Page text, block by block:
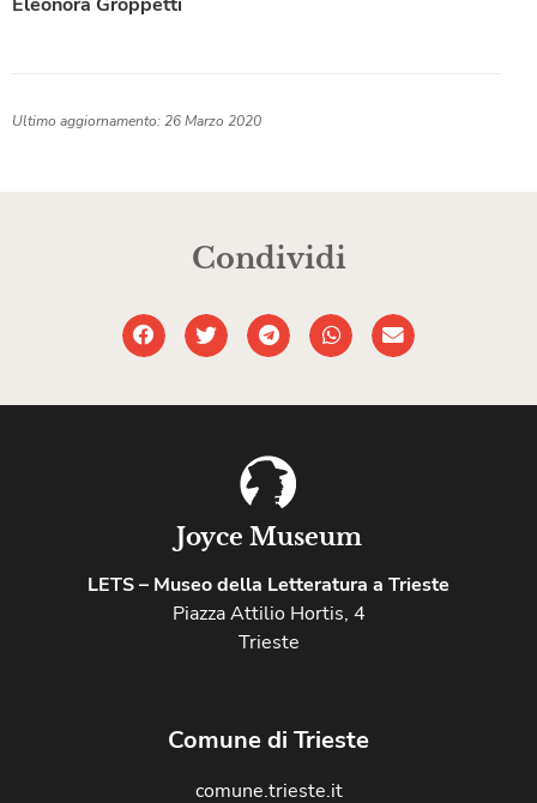
Ultimo aggiornamento: 26 Marzo 2020
Condividi
Joyce Museum
LETS – Museo della Letteratura a Trieste
Piazza Attilio Hortis, 4
Trieste
Comune di Trieste
comune.trieste.it